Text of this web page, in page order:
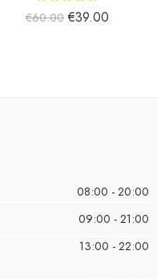
5 üzerinden
5.00oy aldı
€60.00 €39.00
08:00 - 20:00
09:00 - 21:00
13:00 - 22:00